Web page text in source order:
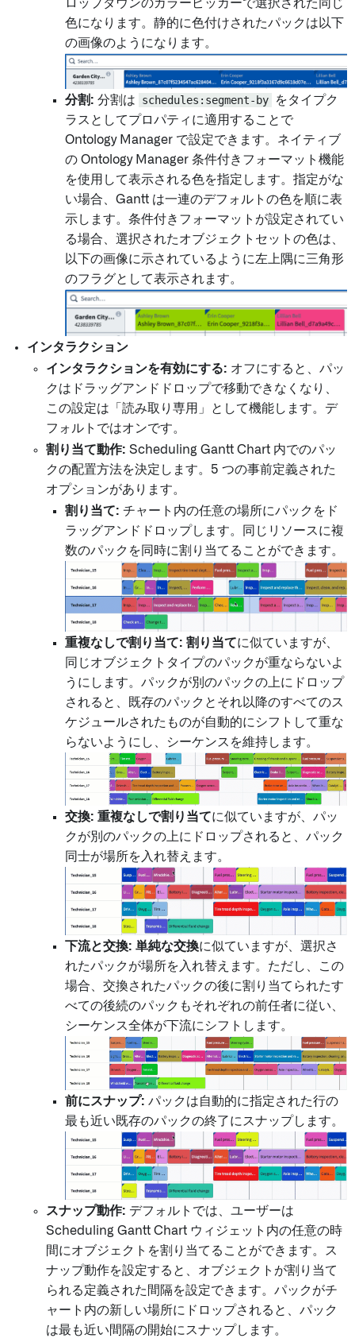
ロップダウンのカラーピッカーで選択された同じ
色になります。静的に色付けされたパックは以下
の画像のようになります。
分割: 分割は schedules:segment-by
をタイプク
ラスとしてプロパティに適用することで
Ontology Manager で設定できます。ネイティブ
の Ontology Manager 条件付きフォーマット機能
を使用して表示される色を指定します。指定がな
い場合、Gantt は一連のデフォルトの色を順に表
示します。条件付きフォーマットが設定されてい
る場合、選択されたオブジェクトセットの色は、
以下の画像に示されているように左上隅に三角形
のフラグとして表示されます。
インタラクション
インタラクションを有効にする: オフにすると、パッ
クはドラッグアンドドロップで移動できなくなり、
この設定は「読み取り専用」として機能します。デ
フォルトではオンです。
割り当て動作: Scheduling Gantt Chart 内でのパッ
クの配置方法を決定します。5 つの事前定義された
オプションがあります。
割り当て: チャート内の任意の場所にパックをド
ラッグアンドドロップします。同じリソースに複
数のパックを同時に割り当てることができます。
重複なしで割り当て: 割り当てに似ていますが、
同じオブジェクトタイプのパックが重ならないよ
うにします。パックが別のパックの上にドロップ
されると、既存のパックとそれ以降のすべてのス
ケジュールされたものが自動的にシフトして重な
らないようにし、シーケンスを維持します。
交換: 重複なしで割り当てに似ていますが、パッ
クが別のパックの上にドロップされると、パック
同士が場所を入れ替えます。
下流と交換: 単純な交換に似ていますが、選択さ
れたパックが場所を入れ替えます。ただし、この
場合、交換されたパックの後に割り当てられたす
べての後続のパックもそれぞれの前任者に従い、
シーケンス全体が下流にシフトします。
前にスナップ: パックは自動的に指定された行の
最も近い既存のパックの終了にスナップします。
スナップ動作: デフォルトでは、ユーザーは
Scheduling Gantt Chart ウィジェット内の任意の時
間にオブジェクトを割り当てることができます。ス
ナップ動作を設定すると、オブジェクトが割り当て
られる定義された間隔を設定できます。パックがチ
ャート内の新しい場所にドロップされると、パック
は最も近い間隔の開始にスナップします。